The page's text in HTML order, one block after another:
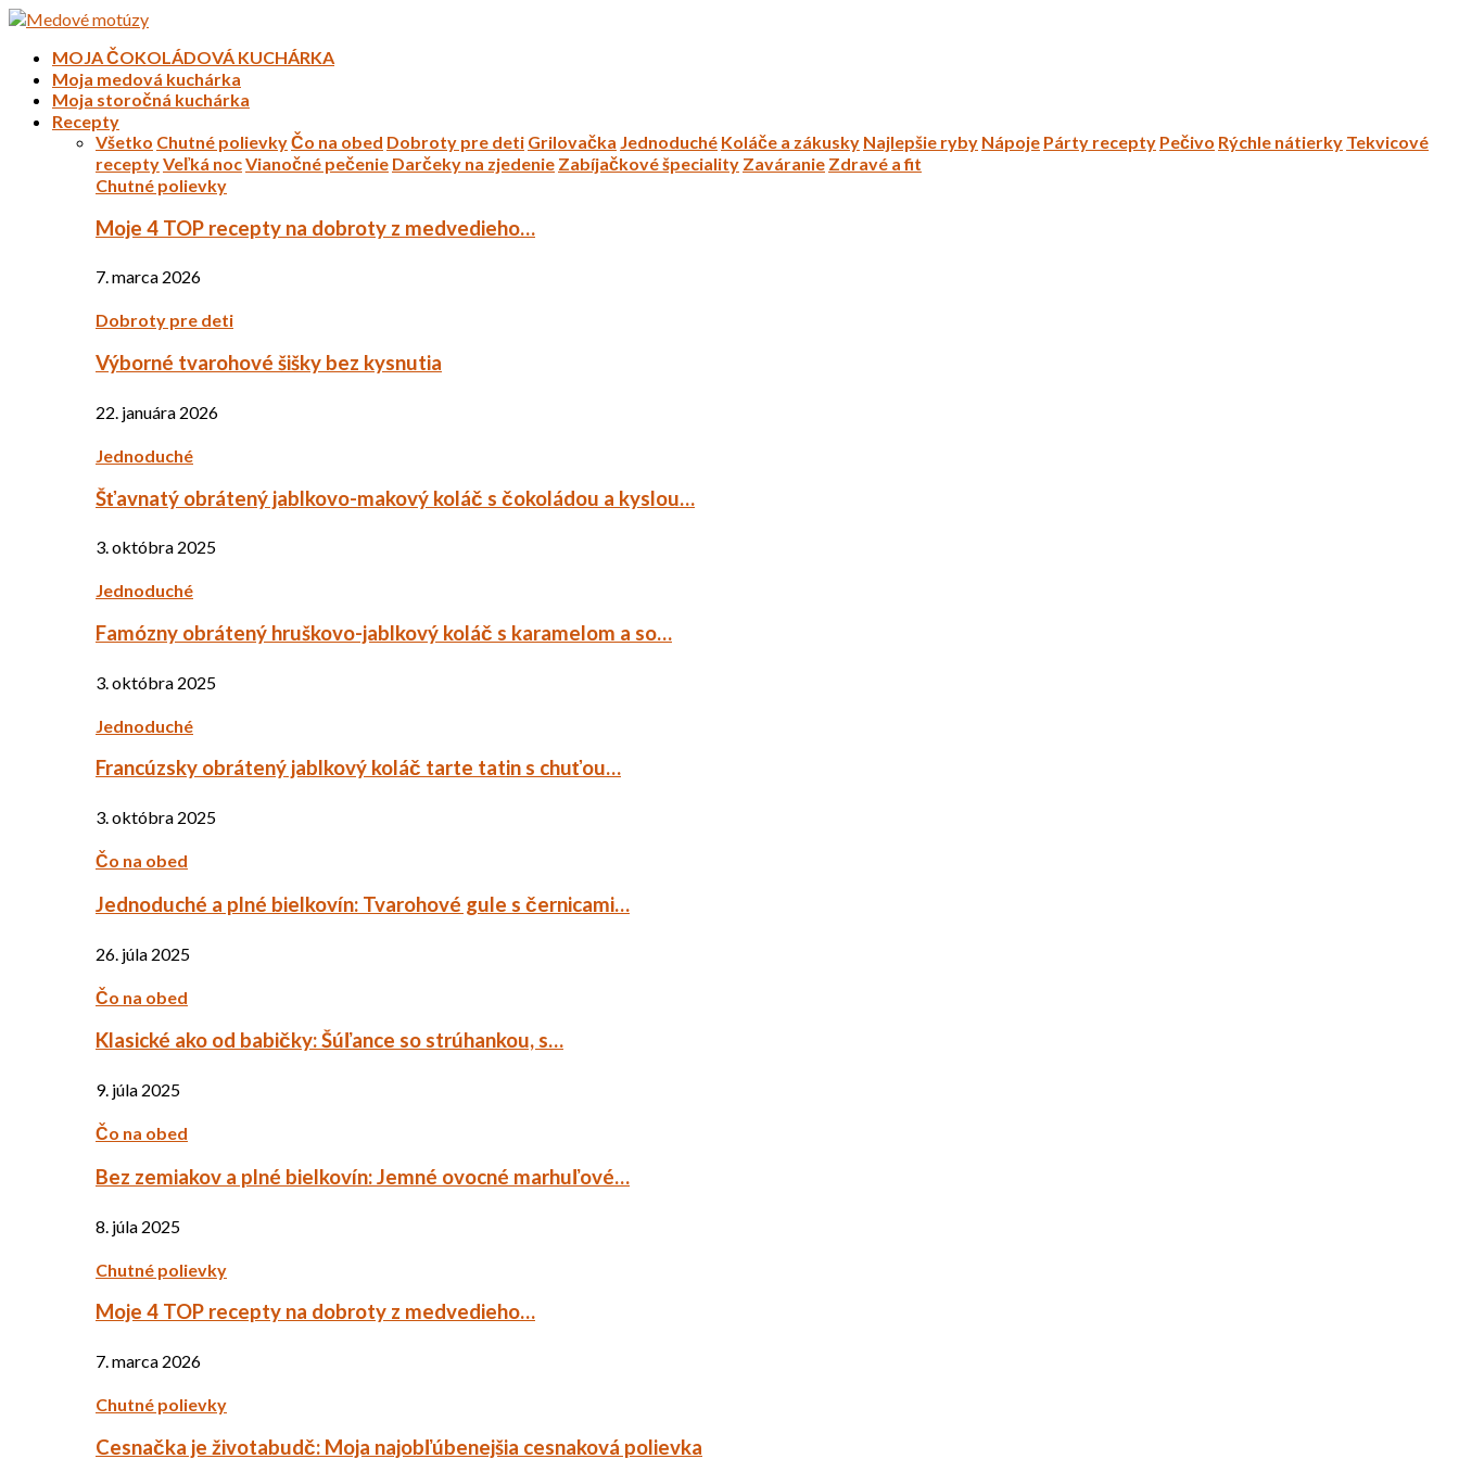
MOJA ČOKOLÁDOVÁ KUCHÁRKA
Moja medová kuchárka
Moja storočná kuchárka
Recepty
Všetko Chutné polievkyČo na obed Dobroty pre deti Grilovačka Jednoduché Koláče a zákusky Najlepšie ryby Nápoje Párty recepty Pečivo Rýchle nátierky Tekvicové
receptyVeľká nocVianočné pečenie Darčeky na zjedenie Zabíjačkové špeciality Zaváranie Zdravé a fit
Chutné polievky
Moje 4 TOP recepty na dobroty z medvedieho…
7. marca 2026
Dobroty pre deti
Výborné tvarohové šišky bez kysnutia
22. januára 2026
Jednoduché
Šťavnatý obrátený jablkovo-makový koláč s čokoládou a kyslou…
3. októbra 2025
Jednoduché
Famózny obrátený hruškovo-jablkový koláč s karamelom a so…
3. októbra 2025
Jednoduché
Francúzsky obrátený jablkový koláč tarte tatin s chuťou…
3. októbra 2025
Čo na obed
Jednoduché a plné bielkovín: Tvarohové gule s černicami…
26. júla 2025
Čo na obed
Klasické ako od babičky: Šúľance so strúhankou, s…
9. júla 2025
Čo na obed
Bez zemiakov a plné bielkovín: Jemné ovocné marhuľové…
8. júla 2025
Chutné polievky
Moje 4 TOP recepty na dobroty z medvedieho…
7. marca 2026
Chutné polievky
Cesnačka je životabudč: Moja najobľúbenejšia cesnaková polievka